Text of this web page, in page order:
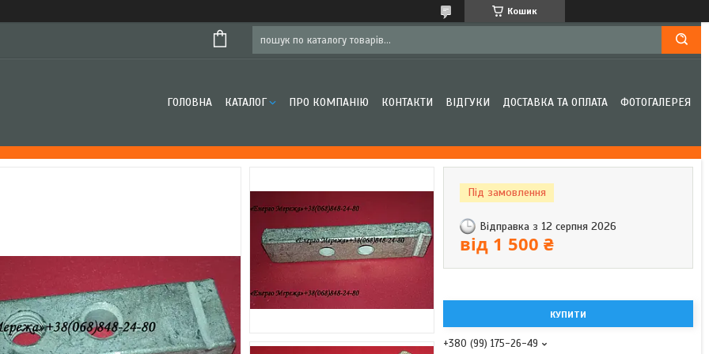
Кошик
ГОЛОВНА КАТАЛОГ ПРО КОМПАНІЮ КОНТАКТИ ВІДГУКИ ДОСТАВКА ТА ОПЛАТА ФОТОГАЛЕРЕЯ
Під замовлення
Відправка з 12 серпня 2026
від 1 500 ₴
КУПИТИ
+380 (99) 175-26-49